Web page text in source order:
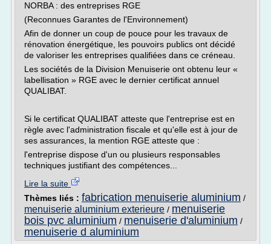
NORBA : des entreprises RGE
(Reconnues Garantes de l'Environnement)
Afin de donner un coup de pouce pour les travaux de
rénovation énergétique, les pouvoirs publics ont décidé
de valoriser les entreprises qualifiées dans ce créneau.
Les sociétés de la Division Menuiserie ont obtenu leur «
labellisation » RGE avec le dernier certificat annuel
QUALIBAT.
Si le certificat QUALIBAT atteste que l'entreprise est en
règle avec l'administration fiscale et qu'elle est à jour de
ses assurances, la mention RGE atteste que :
l'entreprise dispose d'un ou plusieurs responsables
techniques justifiant des compétences...
Lire la suite
Thèmes liés : fabrication menuiserie aluminium /
menuiserie aluminium exterieure / menuiserie
bois pvc aluminium / menuiserie d'aluminium /
menuiserie d aluminium